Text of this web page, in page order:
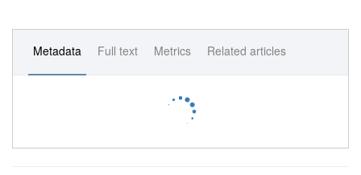
Metadata Full text Metrics Related articles